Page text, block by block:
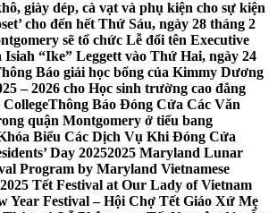
giày dép, cà vạt và phụ kiện cho sự kiện
cho đến hết Thứ Sáu, ngày 28 tháng 2
sẽ tổ chức Lễ đổi tên Executive
“Ike” Leggett vào Thứ Hai, ngày 24
Báo giải học bổng của Kimmy Dương
– 2026 cho Học sinh trường cao đẳng
Thông Báo Đóng Cửa Các Văn
quận Montgomery ở tiểu bang
Biểu Các Dịch Vụ Khi Đóng Cửa
Day 20252025 Maryland Lunar
Program by Maryland Vietnamese
2025 Tết Festival at Our Lady of Vietnam
Year Festival – Hội Chợ Tết Giáo Xứ Mẹ